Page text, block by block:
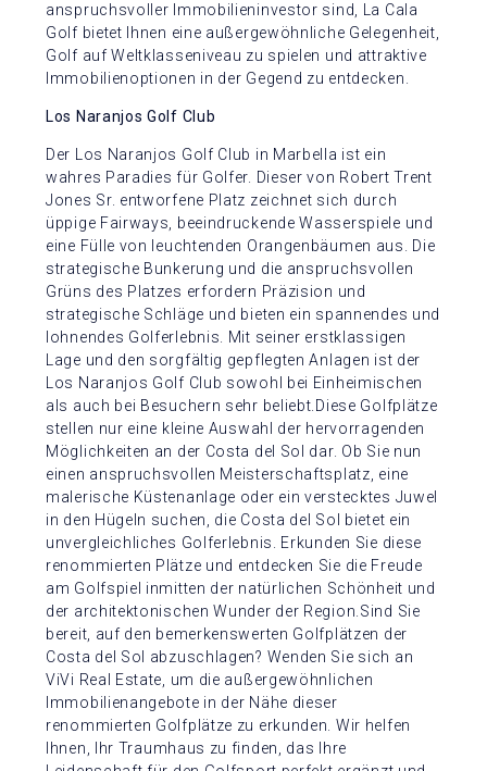
anspruchsvoller Immobilieninvestor sind, La Cala
Golf bietet Ihnen eine außergewöhnliche Gelegenheit,
Golf auf Weltklasseniveau zu spielen und attraktive
Immobilienoptionen in der Gegend zu entdecken.
Los Naranjos Golf Club
Der Los Naranjos Golf Club in Marbella ist ein
wahres Paradies für Golfer. Dieser von Robert Trent
Jones Sr. entworfene Platz zeichnet sich durch
üppige Fairways, beeindruckende Wasserspiele und
eine Fülle von leuchtenden Orangenbäumen aus. Die
strategische Bunkerung und die anspruchsvollen
Grüns des Platzes erfordern Präzision und
strategische Schläge und bieten ein spannendes und
lohnendes Golferlebnis. Mit seiner erstklassigen
Lage und den sorgfältig gepflegten Anlagen ist der
Los Naranjos Golf Club sowohl bei Einheimischen
als auch bei Besuchern sehr beliebt.Diese Golfplätze
stellen nur eine kleine Auswahl der hervorragenden
Möglichkeiten an der Costa del Sol dar. Ob Sie nun
einen anspruchsvollen Meisterschaftsplatz, eine
malerische Küstenanlage oder ein verstecktes Juwel
in den Hügeln suchen, die Costa del Sol bietet ein
unvergleichliches Golferlebnis. Erkunden Sie diese
renommierten Plätze und entdecken Sie die Freude
am Golfspiel inmitten der natürlichen Schönheit und
der architektonischen Wunder der Region.Sind Sie
bereit, auf den bemerkenswerten Golfplätzen der
Costa del Sol abzuschlagen? Wenden Sie sich an
ViVi Real Estate, um die außergewöhnlichen
Immobilienangebote in der Nähe dieser
renommierten Golfplätze zu erkunden. Wir helfen
Ihnen, Ihr Traumhaus zu finden, das Ihre